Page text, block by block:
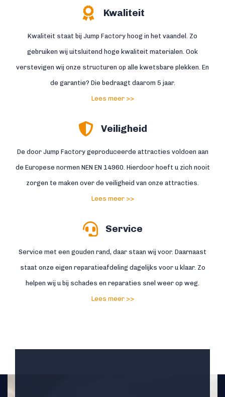
Kwaliteit
Kwaliteit staat bij Jump Factory hoog in het vaandel. Zo
gebruiken wij uitsluitend hoge kwaliteit materialen. Ook
verstevigen wij onze structuren op alle kwetsbare plekken. En
de garantie? Die bedraagt daarom 5 jaar.
Lees meer >>
Veiligheid
De door Jump Factory geproduceerde attracties voldoen aan
de Europese normen NEN EN 14960. Hierdoor hoeft u zich nooit
zorgen te maken over de veiligheid van onze attracties.
Lees meer >>
Service
Service met een gouden rand, daar staan wij voor. Daarnaast
staat onze eigen reparatieafdeling dagelijks voor u klaar. Zo
helpen wij u bij schades en reparaties snel weer op weg.
Lees meer >>